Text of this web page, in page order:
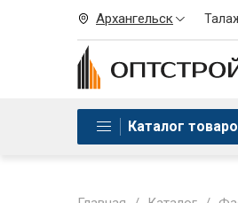
Архангельск
Каталог